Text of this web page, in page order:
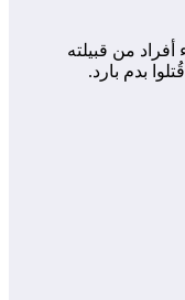
أفراد من قبيلته
بدم بارد.